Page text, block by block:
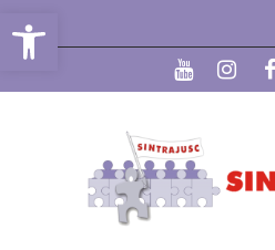
Abrir a barra de ferramentas